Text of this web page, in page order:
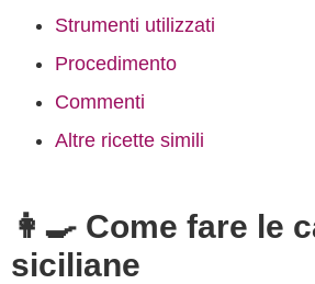
Strumenti utilizzati
Procedimento
Commenti
Altre ricette simili
👩‍🍳 Come fare le
siciliane